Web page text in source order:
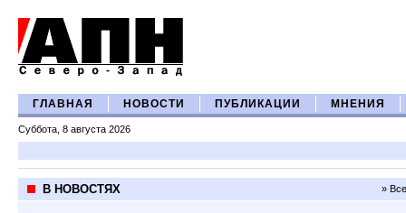
ГЛАВНАЯ НОВОСТИ ПУБЛИКАЦИИ МНЕНИЯ
Суббота, 8 августа 2026
В НОВОСТЯХ »